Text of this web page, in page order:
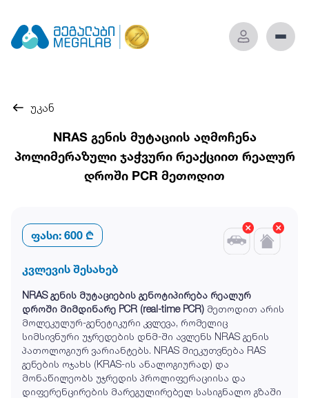
უკან
NRAS გენის მუტაციის აღმოჩენა
პოლიმერაზული ჯაჭვური რეაქციით რეალურ
დროში PCR მეთოდით
ფასი: 600 ₾
კვლევის შესახებ
NRAS გენის მუტაციების გენოტიპირება რეალურ
დროში მიმდინარე PCR (real-time PCR) მეთოდით არის
მოლეკულურ-გენეტიკური კვლევა, რომელიც
სიმსივნური უჯრედების დნმ-ში ავლენს NRAS გენის
პათოლოგიურ ვარიანტებს. NRAS მიეკუთვნება RAS
გენების ოჯახს (KRAS-ის ანალოგიურად) და
მონაწილეობს უჯრედის პროლიფერაციისა და
დიფერენცირების მარეგულირებელ სასიგნალო გზაში